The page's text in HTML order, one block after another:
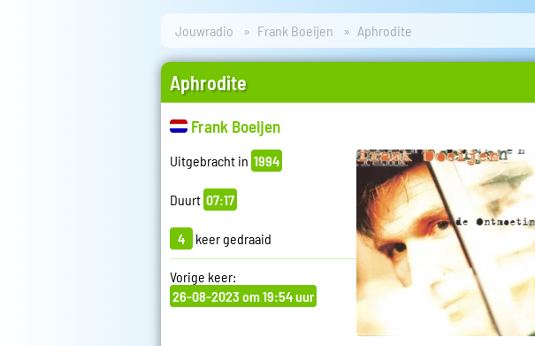
Jouwradio Frank Boeijen Aphrodite
Aphrodite
Frank Boeijen
Uitgebracht in 1994
Duurt 07:17
4 keer gedraaid
Vorige keer:
26-08-2023 om 19:54 uur